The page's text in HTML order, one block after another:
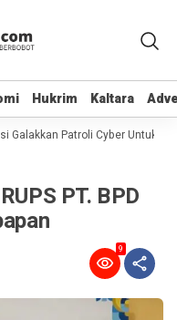
Hukrim Kaltara
Hukrim Kaltara
Patroli Cyber Untuk
PT. BPD
9